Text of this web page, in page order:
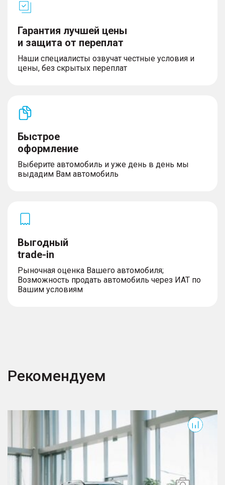
Гарантия лучшей цены
и защита от переплат
Наши специалисты озвучат честные условия и
цены, без скрытых переплат
Быстрое
оформление
Выберите автомобиль и уже день в день мы
выдадим Вам автомобиль
Выгодный
trade-in
Рыночная оценка Вашего автомобиля;
Возможность продать автомобиль через ИАТ по
Вашим условиям
Рекомендуем